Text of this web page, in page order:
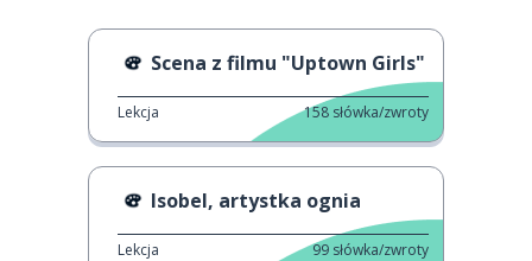
Scena z filmu "Uptown Girls"
Lekcja 158 słówka/zwroty
Isobel, artystka ognia
Lekcja 99 słówka/zwroty